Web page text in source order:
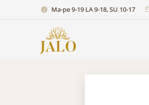
Ma-pe 9-19 LA 9-18, SU 10-17